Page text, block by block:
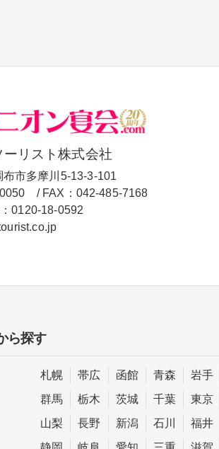
ーリスト株式会社
市多摩川5-13-3-101
/ FAX：042-485-7168
0120-18-0592
ら探す
札幌 帯広 函館 青森 岩手
群馬 栃木 茨城 千葉 東京
山梨 長野 新潟 石川
福井